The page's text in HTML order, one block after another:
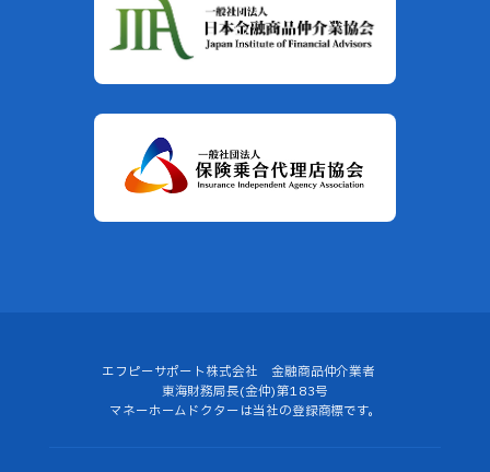
エフピーサポート株式会社 金融商品仲介業者
東海財務局長(金仲)第183号
マネーホームドクターは当社の登録商標です。